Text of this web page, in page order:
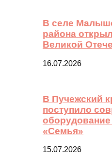
В селе
района
Великой
16.07.2026
В Пучежский
поступило
оборудование
«Семья»
15.07.2026